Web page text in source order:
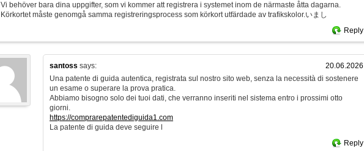
Vi behöver bara dina uppgifter, som vi kommer att registrera i systemet inom de närmaste åtta dagarna.
Körkortet måste genomgå samma registreringsprocess som körkort utfärdade av trafikskolor.いまし
Reply
santoss says:
20.06.2026
Una patente di guida autentica, registrata sul nostro sito web, senza la necessità di sostenere
un esame o superare la prova pratica.
Abbiamo bisogno solo dei tuoi dati, che verranno inseriti nel sistema entro i prossimi otto
giorni.
https://comprarepatentediguida1.com
La patente di guida deve seguire l
Reply